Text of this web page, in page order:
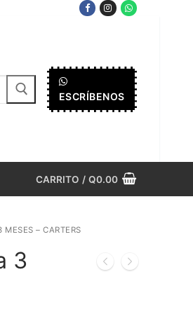
ESCRÍBENOS
CARRITO / Q0.00
– CARTERS
3